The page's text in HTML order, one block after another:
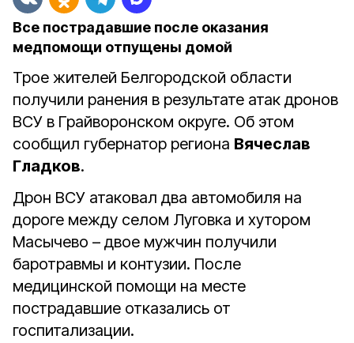
Все пострадавшие после оказания
медпомощи отпущены домой
Трое жителей Белгородской области
получили ранения в результате атак дронов
ВСУ в Грайворонском округе. Об этом
сообщил губернатор региона Вячеслав
Гладков.
Дрон ВСУ атаковал два автомобиля на
дороге между селом Луговка и хутором
Масычево – двое мужчин получили
баротравмы и контузии. После
медицинской помощи на месте
пострадавшие отказались от
госпитализации.